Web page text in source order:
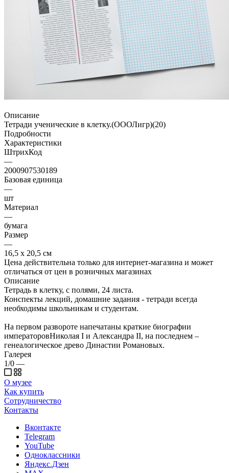
Описание
Тетради ученические в клетку.(ОООЛигр)(20)
Подробности
Характеристики
ШтрихКод
—
2000907530189
Базовая единица
—
шт
Материал
—
бумага
Размер
—
16,5 х 20,5 см
Цена действительна только для интернет-магазина и может
отличаться от цен в розничных магазинах
Описание
Тетрадь в клетку, с полями, 24 листа.
Конспекты лекций, домашние задания - тетради всегда
необходимы школьникам и студентам.
На первом развороте напечатаны краткие биографии
императоровНиколая I и Александра II, на последнем –
генеалогическое древо Династии Романовых.
Галерея
1/0 —
О музее
Как купить
Сотрудничество
Контакты
Вконтакте
Telegram
YouTube
Одноклассники
Яндекс.Дзен